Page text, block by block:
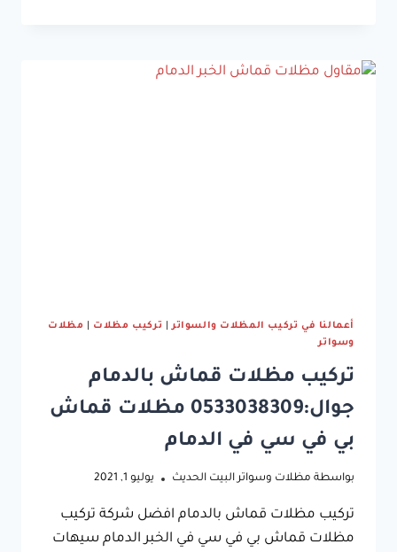
جوال:0533038309
أعمالنا في تركيب المظلات والسواتر| تركيب مظلات
مظلات
وسواتر
تركيب مظلات قماش بالدمام
جوال:0533038309 مظلات قماش
بي في سي في الدمام
بواسطة مظلات وسواتر البيت الحديث يوليو 1, 2021
تركيب مظلات قماش بالدمام افضل شركة تركيب
مظلات قماش بي في سي في الخبر الدمام سيهات